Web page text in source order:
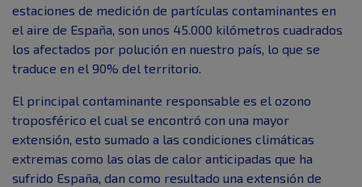
estaciones de medición de partículas contaminantes en
el aire de España, son unos 45.000 kilómetros cuadrados
los afectados por polución en nuestro país, lo que se
traduce en el 90% del territorio.
El principal contaminante responsable es el ozono
troposférico el cual se encontró con una mayor
extensión, esto sumado a las condiciones climáticas
extremas como las olas de calor anticipadas que ha
sufrido España, dan como resultado una extensión de